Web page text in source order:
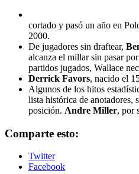
cortado y pasó un año en
2000.
De jugadores sin draftear,
alcanza el millar sin pasar
partidos jugados, Wallace
Derrick Favors, nacido el
Algunos de los hitos
lista histórica de anotadores,
posición. Andre Miller, por
Comparte esto:
Twitter
Facebook